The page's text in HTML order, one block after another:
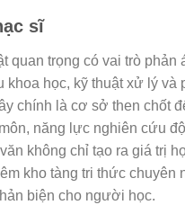
sĩ
quan trọng có vai trò
học, kỹ thuật xử lý và
chính là cơ sở then chốt
năng lực nghiên cứu
không chỉ tạo ra giá trị
kho tàng tri thức
biện cho người học.